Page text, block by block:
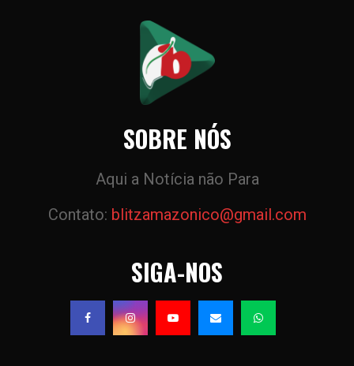
SOBRE NÓS
Aqui a Notícia não Para
Contato: blitzamazonico@gmail.com
SIGA-NOS